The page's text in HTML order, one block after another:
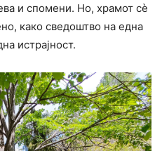
и спомени. Но, храмот сè
како сведоштво на една
истрајност.